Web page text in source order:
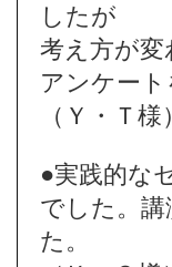
したが
考え方が
アンケー
（Ｙ・Ｔ様）
●実践的な
でした。
た。